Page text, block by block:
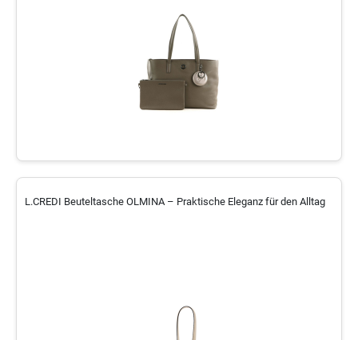
L.CREDI Beuteltasche OLMINA – Praktische Eleganz für den Alltag